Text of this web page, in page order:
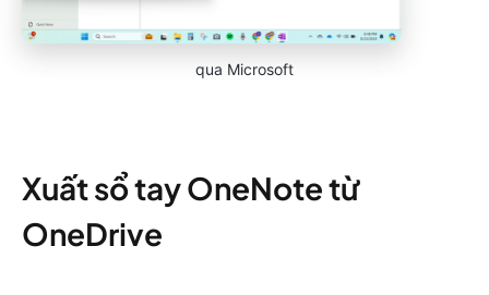
qua Microsoft
Xuất sổ tay OneNote từ
OneDrive